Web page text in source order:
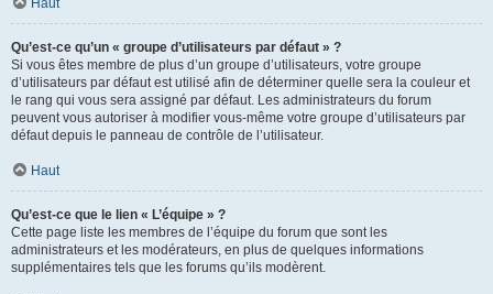
Haut
Qu’est-ce qu’un « groupe d’utilisateurs par défaut » ?
Si vous êtes membre de plus d’un groupe d’utilisateurs, votre groupe
d’utilisateurs par défaut est utilisé afin de déterminer quelle sera la couleur et
le rang qui vous sera assigné par défaut. Les administrateurs du forum
peuvent vous autoriser à modifier vous-même votre groupe d’utilisateurs par
défaut depuis le panneau de contrôle de l’utilisateur.
Haut
Qu’est-ce que le lien « L’équipe » ?
Cette page liste les membres de l’équipe du forum que sont les
administrateurs et les modérateurs, en plus de quelques informations
supplémentaires tels que les forums qu’ils modèrent.